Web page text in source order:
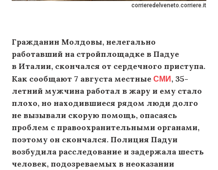
corrieredelveneto.corriere.it
Гражданин Молдовы, нелегально
работавший на стройплощадке в Падуе
в Италии, скончался от сердечного приступа.
Как сообщают 7 августа местные СМИ, 35-
летний мужчина работал в жару и ему стало
плохо, но находившиеся рядом люди долго
не вызывали скорую помощь, опасаясь
проблем с правоохранительными органами,
поэтому он скончался. Полиция Падуи
возбудила расследование и задержала шесть
человек, подозреваемых в неоказании